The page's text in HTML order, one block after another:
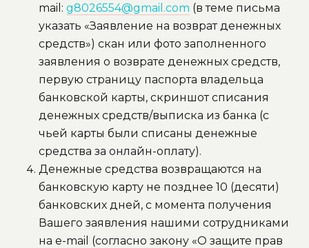
mail: g8026554@gmail.com (в теме письма
указать «Заявление на возврат денежных
средств») скан или фото заполненного
заявления о возврате денежных средств,
первую страницу паспорта владельца
банковской карты, скриншот списания
денежных средств/выписка из банка (с
чьей карты были списаны денежные
средства за онлайн-оплату).
Денежные средства возвращаются на
банковскую карту не позднее 10 (десяти)
банковских дней, с момента получения
Вашего заявления нашими сотрудниками
на e-mail (согласно закону «О защите прав